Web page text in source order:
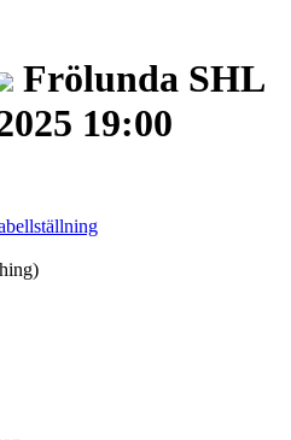
Frölunda SHL
19:00